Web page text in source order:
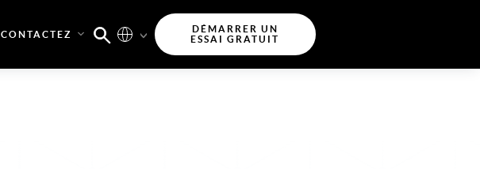
CONTACTEZ
DÉMARRER UN
ESSAI GRATUIT